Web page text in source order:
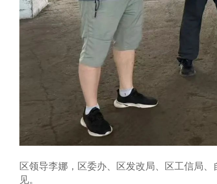
区领导李娜，区委办、区发改局、区工信局
见。